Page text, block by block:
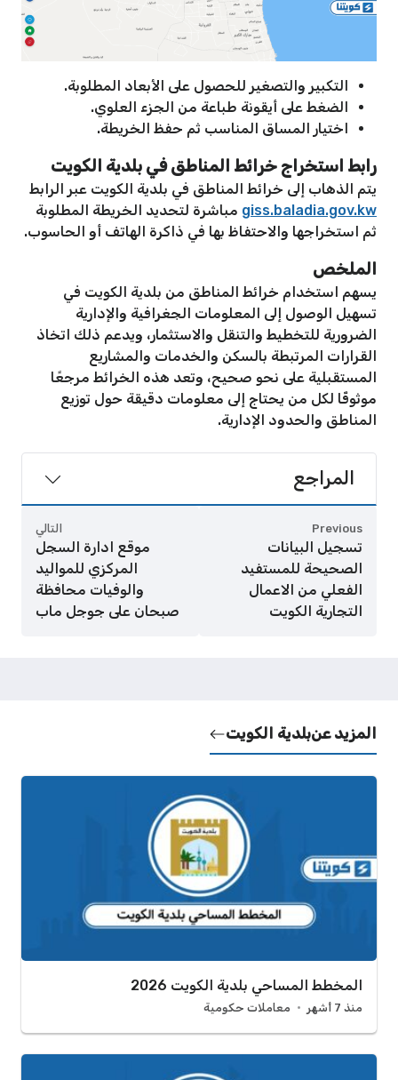
التكبير والتصغير للحصول على الأبعاد المطلوبة.
الضغط على أيقونة طباعة من الجزء العلوي.
اختيار المساق المناسب ثم حفظ الخريطة.
رابط استخراج خرائط المناطق في بلدية الكويت
يتم الذهاب إلى خرائط المناطق في بلدية الكويت عبر الرابط
giss.baladia.gov.kw مباشرة لتحديد الخريطة المطلوبة
ثم استخراجها والاحتفاظ بها في ذاكرة الهاتف أو الحاسوب.
الملخص
يسهم استخدام خرائط المناطق من بلدية الكويت في
تسهيل الوصول إلى المعلومات الجغرافية والإدارية
الضرورية للتخطيط والتنقل والاستثمار، ويدعم ذلك اتخاذ
القرارات المرتبطة بالسكن والخدمات والمشاريع
المستقبلية على نحو صحيح، وتعد هذه الخرائط مرجعًا
موثوقًا لكل من يحتاج إلى معلومات دقيقة حول توزيع
المناطق والحدود الإدارية.
المراجع
Previous
تسجيل البيانات
الصحيحة للمستفيد
الفعلي من الاعمال
التجارية الكويت
التالي
موقع ادارة السجل
المركزي للمواليد
والوفيات محافظة
صبحان على جوجل ماب
المزيد عنبلدية الكويت
المخطط المساحي بلدية الكويت 2026
منذ 7 أشهر معاملات حكومية